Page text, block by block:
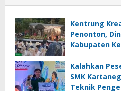
Kentrung
Penonton,
Kabupaten
Kalahkan
SMK
Teknik